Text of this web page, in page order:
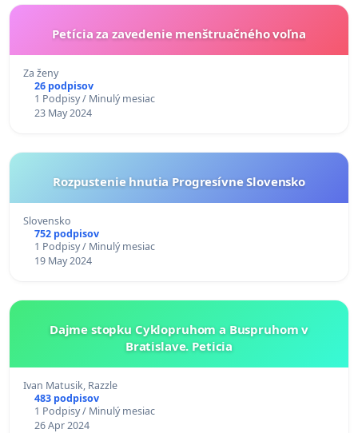
Petícia za zavedenie menštruačného voľna
Za ženy
26 podpisov
1 Podpisy / Minulý mesiac
23 May 2024
Rozpustenie hnutia Progresívne Slovensko
Slovensko
752 podpisov
1 Podpisy / Minulý mesiac
19 May 2024
Dajme stopku Cyklopruhom a Buspruhom v
Bratislave. Peticia
Ivan Matusik, Razzle
483 podpisov
1 Podpisy / Minulý mesiac
26 Apr 2024